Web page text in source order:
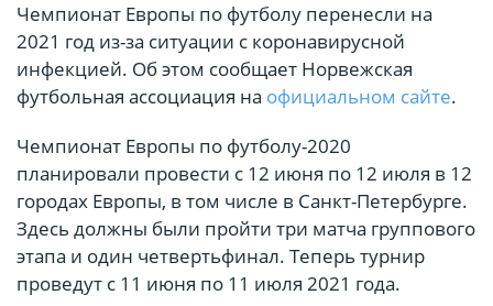
Чемпионат Европы по футболу перенесли на
2021 год из-за ситуации с коронавирусной
инфекцией. Об этом сообщает Норвежская
футбольная ассоциация на официальном сайте.
Чемпионат Европы по футболу-2020
планировали провести с 12 июня по 12 июля в 12
городах Европы, в том числе в Санкт-Петербурге.
Здесь должны были пройти три матча группового
этапа и один четвертьфинал. Теперь турнир
проведут с 11 июня по 11 июля 2021 года.